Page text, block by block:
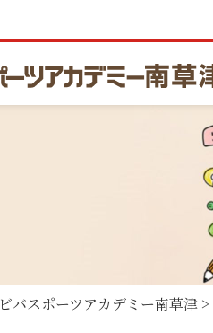
ビバスポーツアカデミー南草津 >